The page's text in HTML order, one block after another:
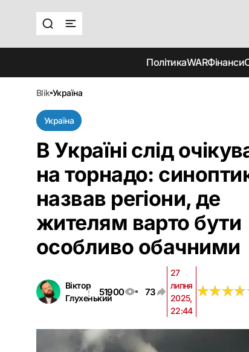
ПолітикаWARФінанси
blik україна
Україна
В Україні слід
на торнадо:
назвав регіони, де
жителям варто бути
особливо обачними
Віктор
Глухенький
51900 73
27
липня
2025,
22:44
★★★★
★★★★